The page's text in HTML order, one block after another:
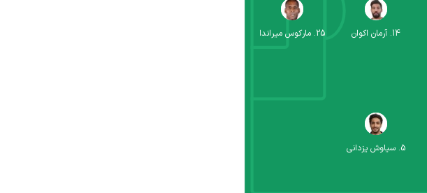
25
.مارکوس میراندا
5
.سیاوش یزدانی
14
.آرمان اکوان